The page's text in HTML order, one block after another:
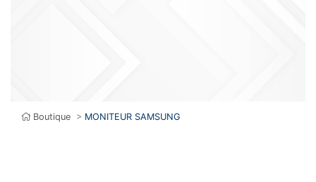
Boutique > MONITEUR SAMSUNG